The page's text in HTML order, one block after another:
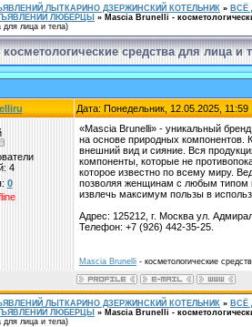
ЛЫТКАРИНО ДЗЕРЖИНСКИЙ КОТЕЛЬНИК » ВСЁ
ЛЮБЕРЦЫ » Mascia Brunelli -
для лица и тела)
средства для лица и
Дата: Понедельник, 12.05.2025,
4
0
«Mascia Brunelli» - уникальный
на основе природных компонентов.
внешний вид и сияние. Вся
компоненты, которые не
которое известно по всему миру.
позволяя женщинам с любым типом
извлечь максимум пользы в
Адрес: 125212, г. Москва ул.
Телефон: +7 (926) 442-35-25.
Mascia Brunelli - косметологические
ЛЫТКАРИНО ДЗЕРЖИНСКИЙ КОТЕЛЬНИК » ВСЁ
ЛЮБЕРЦЫ » Mascia Brunelli -
для лица и тела)